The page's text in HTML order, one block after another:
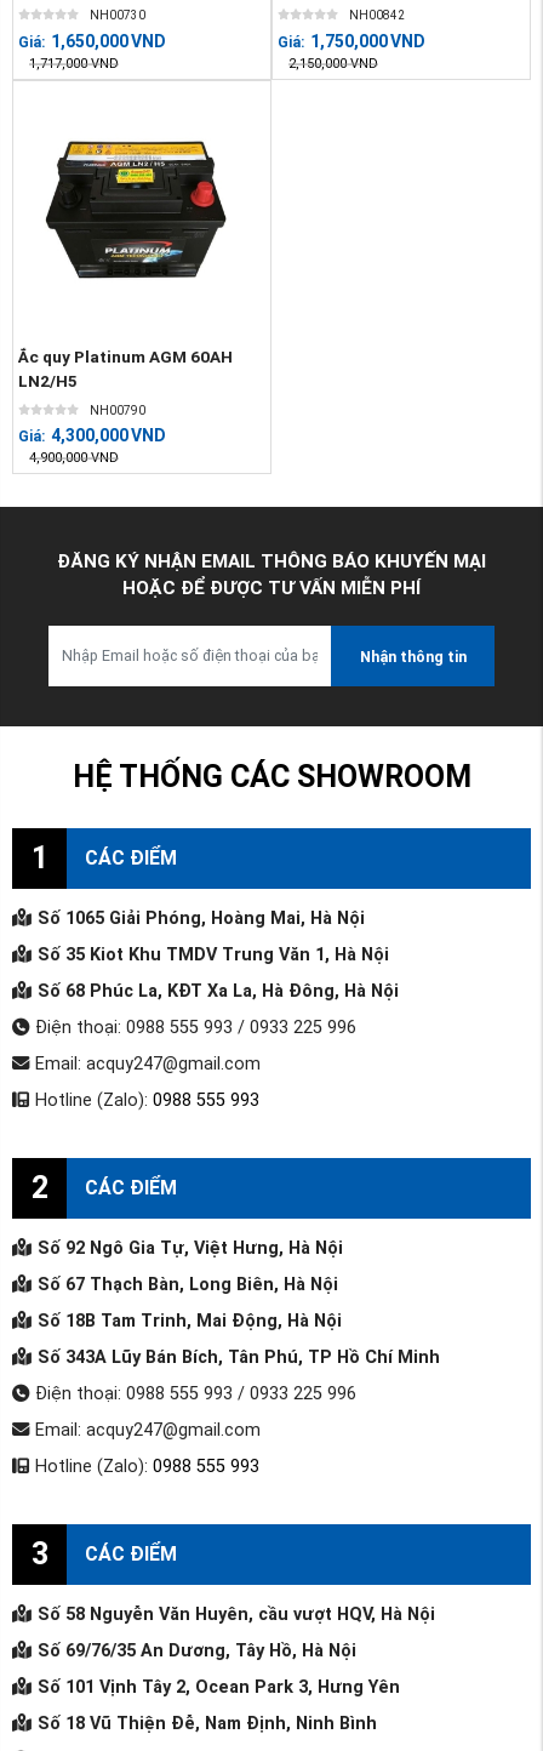
NH00730
Giá: 1,650,000VND
1,717,000 VND
NH00842
Giá: 1,750,000VND
2,150,000 VND
Ắc quy Platinum AGM 60AH
LN2/H5
NH00790
Giá: 4,300,000VND
4,900,000 VND
ĐĂNG KÝ NHẬN EMAIL THÔNG BÁO KHUYẾN MẠI
HOẶC ĐỂ ĐƯỢC TƯ VẤN MIỄN PHÍ
Nhận thông tin
HỆ THỐNG CÁC SHOWROOM
1 CÁC ĐIỂM
Số 1065 Giải Phóng, Hoàng Mai, Hà Nội
Số 35 Kiot Khu TMDV Trung Văn 1, Hà Nội
Số 68 Phúc La, KĐT Xa La, Hà Đông, Hà Nội
Điện thoại: 0988 555 993 / 0933 225 996
Email: acquy247@gmail.com
Hotline (Zalo): 0988 555 993
2 CÁC ĐIỂM
Số 92 Ngô Gia Tự, Việt Hưng, Hà Nội
Số 67 Thạch Bàn, Long Biên, Hà Nội
Số 18B Tam Trinh, Mai Động, Hà Nội
Số 343A Lũy Bán Bích, Tân Phú, TP Hồ Chí Minh
Điện thoại: 0988 555 993 / 0933 225 996
Email: acquy247@gmail.com
Hotline (Zalo): 0988 555 993
3 CÁC ĐIỂM
Số 58 Nguyễn Văn Huyên, cầu vượt HQV, Hà Nội
Số 69/76/35 An Dương, Tây Hồ, Hà Nội
Số 101 Vịnh Tây 2, Ocean Park 3, Hưng Yên
Số 18 Vũ Thiện Đễ, Nam Định, Ninh Bình